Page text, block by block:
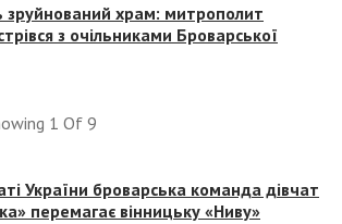
зруйнований храм: митрополит
з очільниками Броварської
1 Of 9
України броварська команда дівчат
перемагає вінницьку «Ниву»